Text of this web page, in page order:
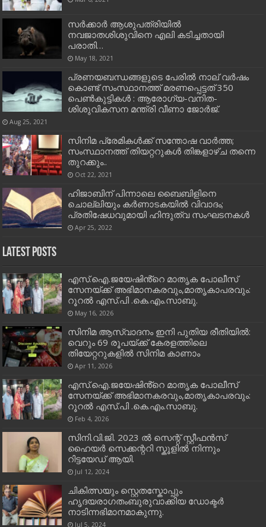
സര്‍ക്കാര്‍ ആശുപത്രിയില്‍
നവജാതശിശുവിനെ എലി കടിച്ചതായി
പരാതി…
May 18, 2021
പ്രണയബന്ധങ്ങളുടെ പേരില്‍ നാല് വര്‍ഷം
കൊണ്ട് സംസ്ഥാനത്ത് മരണപ്പെട്ടത് 350
പെണ്‍കുട്ടികള്‍ : ആരോഗ്യ-വനിത-
ശിശുവികസന മന്ത്രി വീണാ ജോര്‍ജ്.
Aug 25, 2021
സിനിമ പ്രേമികൾക്ക് സന്തോഷ വാർത്ത;
സംസ്ഥാനത്ത് തിയറ്ററുകള്‍ തിങ്കളാഴ്ച തന്നെ
തുറക്കും..
Oct 22, 2021
ഹിജാബിന് പിന്നാലെ ബൈബിളിനെ
ചൊല്ലിയും കര്‍ണാടകയില്‍ വിവാദം;
പ്രതിഷേധവുമായി ഹിന്ദുത്വ സംഘടനകള്‍
Apr 25, 2022
Latest Posts
എസ്.ഐ.ജയേഷിൻ്റെ മാതൃക പോലീസ്
സേനയ്ക്ക് അഭിമാനകരവും,മാതൃകാപരവും:
റൂറൽ എസ്.പി .കെ.എം.സാബു.
May 16, 2026
സിനിമ ആസ്വാദനം ഇനി പുതിയ രീതിയിൽ:
വെറും 69 രൂപയ്ക്ക് കേരളത്തിലെ
തിയേറ്ററുകളിൽ സിനിമ കാണാം
Apr 11, 2026
എസ്.ഐ.ജയേഷിൻ്റെ മാതൃക പോലീസ്
സേനയ്ക്ക് അഭിമാനകരവും,മാതൃകാപരവും:
റൂറൽ എസ്.പി .കെ.എം.സാബു.
Feb 4, 2026
സിനി.വി.ജി. 2023 ൽ സെന്റ് സ്റ്റീഫൻസ്
ഹൈയർ സെക്കന്ററി സ്കൂളിൽ നിന്നും
റിട്ടയേഡ് ആയി.
Jul 12, 2024
ചികിത്സയും സ്റ്റെതസ്കോപ്പും
ഹൃദയരാഗതംബുരുവാക്കിയ ഡോക്ടർ
നാടിന്നഭിമാനമാകുന്നു.
Jul 5, 2024